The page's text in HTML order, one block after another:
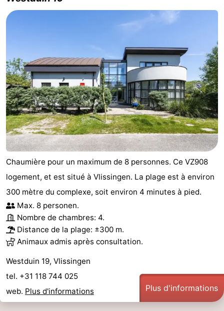
Chaumière pour un maximum de 8 personnes. Ce VZ908
logement, et est situé à Vlissingen. La plage est à environ
300 mètre du complexe, soit environ 4 minutes à pied.
Max. 8 personen.
Nombre de chambres: 4.
Distance de la plage: ±300 m.
Animaux admis après consultation.
Westduin 19, Vlissingen
tel. +31 118 744 025
web. Plus d'informations Plus d'informations